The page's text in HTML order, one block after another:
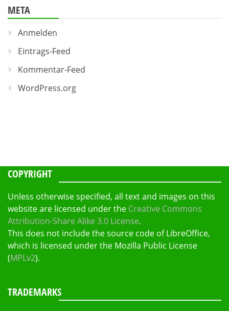
META
Anmelden
Eintrags-Feed
Kommentar-Feed
WordPress.org
COPYRIGHT
Unless otherwise specified, all text and images on this
website are licensed under the Creative Commons
Attribution-Share Alike 3.0 License.
This does not include the source code of LibreOffice,
which is licensed under the Mozilla Public License
(MPLv2).
TRADEMARKS